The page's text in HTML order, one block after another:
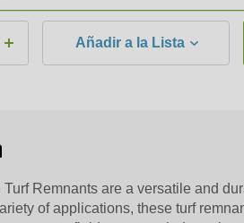
Añadir a la Lista
Remnants are a versatile and
of applications, these turf